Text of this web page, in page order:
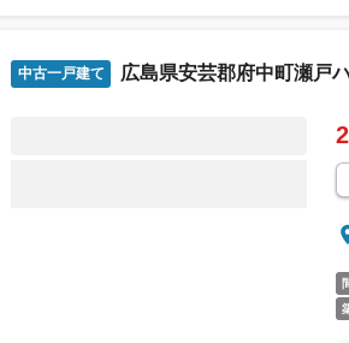
中古一戸建て 広島県安芸郡府中町瀬戸